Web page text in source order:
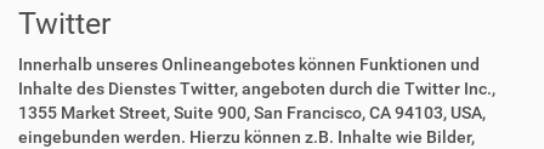
Twitter
Innerhalb unseres Onlineangebotes können Funktionen und
Inhalte des Dienstes Twitter, angeboten durch die Twitter Inc.,
1355 Market Street, Suite 900, San Francisco, CA 94103, USA,
eingebunden werden. Hierzu können z.B. Inhalte wie Bilder,